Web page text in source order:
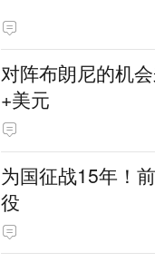
对阵布朗尼的机
+美元
为国征战15年！
役